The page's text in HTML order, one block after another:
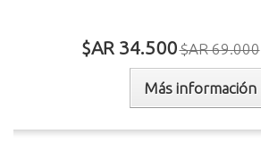
$AR 34.500$AR 69.000
Más información